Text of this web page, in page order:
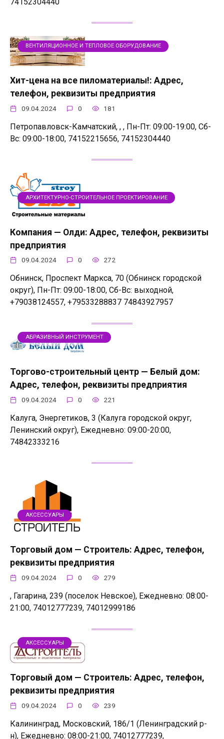
ВЕНТИЛЯЦИОННОЕ И ТЕПЛОВОЕ ОБОРУДОВАНИЕ
Хит-цена на все пиломатериалы!: Адрес,
телефон, реквизиты предприятия
09.04.2024 0 181
Петропавловск-Камчатский, , , Пн-Пт: 09:00-19:00, Сб-
Вс: 09:00-18:00, 74152215656, 74152304440
АРХИТЕКТУРНО-СТРОИТЕЛЬНОЕ ПРОЕКТИРОВАНИЕ
Компания — Олди: Адрес, телефон, реквизиты
предприятия
09.04.2024 0 272
Обнинск, Проспект Маркса, 70 (Обнинск городской
округ), Пн-Пт: 09:00-18:00, Сб-Вс: выходной,
+79038124557, +79533288837 74843927957
АБРАЗИВНЫЙ ИНСТРУМЕНТ
Торгово-строительный центр — Белый дом:
Адрес, телефон, реквизиты предприятия
09.04.2024 0 221
Калуга, Энергетиков, 3 (Калуга городской округ,
Ленинский округ), Ежедневно: 09:00-20:00,
74842333216
АКСЕССУАРЫ
Торговый дом — Строитель: Адрес, телефон,
реквизиты предприятия
09.04.2024 0 279
, Гагарина, 239 (поселок Невское), Ежедневно: 08:00-
21:00, 74012777239, 74012999186
АКСЕССУАРЫ
Торговый дом — Строитель: Адрес, телефон,
реквизиты предприятия
09.04.2024 0 239
Калининград, Московский, 186/1 (Ленинградский р-
н), Ежедневно: 08:00-21:00, 74012777239,